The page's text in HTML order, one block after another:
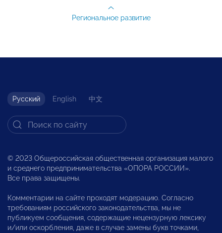
Региональное развитие
Русский English 中文
© 2023 Общероссийская общественная организация малого
и среднего предпринимательства «ОПОРА РОССИИ».
Все права защищены.
Комментарии на сайте проходят модерацию. Согласно
требованиям российского законодательства, мы не
публикуем сообщения, содержащие нецензурную лексику
и/или оскорбления, даже в случае замены букв точками,